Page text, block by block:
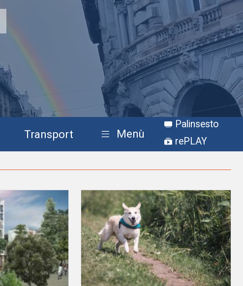
Transport Menù
Palinsesto
rePLAY